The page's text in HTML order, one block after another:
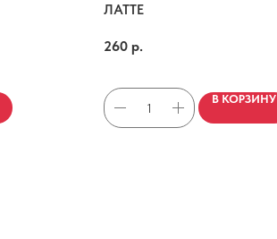
ЛАТТЕ
260 р.
В КОРЗИНУ